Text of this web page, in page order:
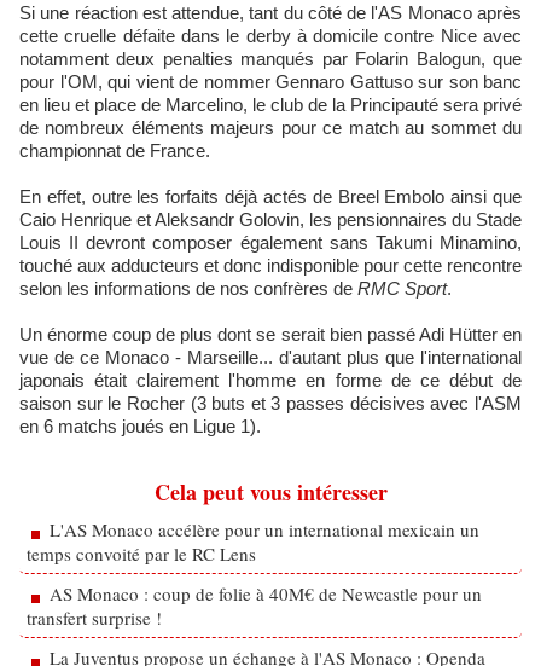
Si une réaction est attendue, tant du côté de l'AS Monaco après
cette cruelle défaite dans le derby à domicile contre Nice avec
notamment deux penalties manqués par Folarin Balogun, que
pour l'OM, qui vient de nommer Gennaro Gattuso sur son banc
en lieu et place de Marcelino, le club de la Principauté sera privé
de nombreux éléments majeurs pour ce match au sommet du
championnat de France.
En effet, outre les forfaits déjà actés de Breel Embolo ainsi que
Caio Henrique et Aleksandr Golovin, les pensionnaires du Stade
Louis II devront composer également sans Takumi Minamino,
touché aux adducteurs et donc indisponible pour cette rencontre
selon les informations de nos confrères de RMC Sport.
Un énorme coup de plus dont se serait bien passé Adi Hütter en
vue de ce Monaco - Marseille... d'autant plus que l'international
japonais était clairement l'homme en forme de ce début de
saison sur le Rocher (3 buts et 3 passes décisives avec l'ASM
en 6 matchs joués en Ligue 1).
Cela peut vous intéresser
L'AS Monaco accélère pour un international mexicain un
temps convoité par le RC Lens
AS Monaco : coup de folie à 40M€ de Newcastle pour un
transfert surprise !
La Juventus propose un échange à l'AS Monaco : Openda